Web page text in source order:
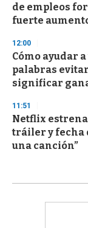
de empleos
fuerte
12:00
Cómo ayudar
palabras
significar
11:51
Netflix
tráiler y fecha
una canción”